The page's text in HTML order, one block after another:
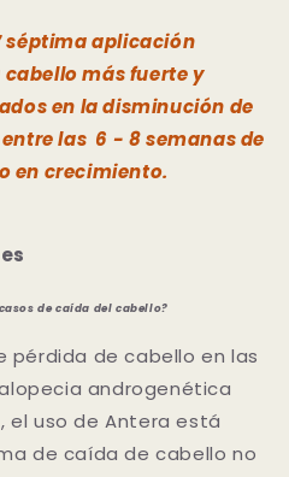
séptima aplicación
más fuerte y
en la disminución de
las 6 - 8 semanas de
en crecimiento.
de caída del cabello?
pérdida de cabello en las
androgenética
el uso de Antera está
de caída de cabello no